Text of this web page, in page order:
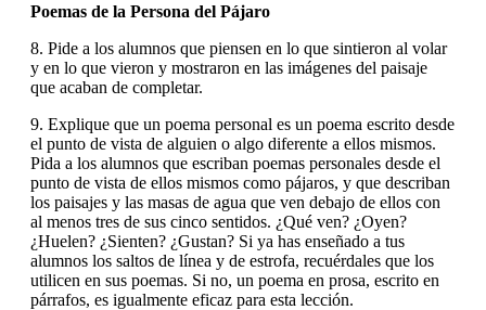
Poemas de la Persona del Pájaro
8. Pide a los alumnos que piensen en lo que sintieron al volar
y en lo que vieron y mostraron en las imágenes del paisaje
que acaban de completar.
9. Explique que un poema personal es un poema escrito desde
el punto de vista de alguien o algo diferente a ellos mismos.
Pida a los alumnos que escriban poemas personales desde el
punto de vista de ellos mismos como pájaros, y que describan
los paisajes y las masas de agua que ven debajo de ellos con
al menos tres de sus cinco sentidos. ¿Qué ven? ¿Oyen?
¿Huelen? ¿Sienten? ¿Gustan? Si ya has enseñado a tus
alumnos los saltos de línea y de estrofa, recuérdales que los
utilicen en sus poemas. Si no, un poema en prosa, escrito en
párrafos, es igualmente eficaz para esta lección.